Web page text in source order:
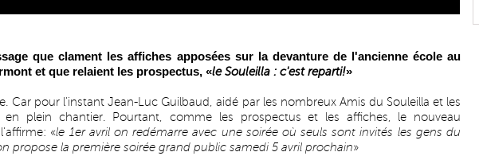
que clament les affiches apposées sur la devanture de l'ancienne école au
et que relaient les prospectus, «le Souleilla : c'est reparti!»
Car pour l'instant Jean-Luc Guilbaud, aidé par les nombreux Amis du Souleilla et les
en plein chantier. Pourtant, comme les prospectus et les affiches, le nouveau
«le 1er avril on redémarre avec une soirée où seuls sont invités les gens du
propose la première soirée grand public samedi 5 avril prochain»